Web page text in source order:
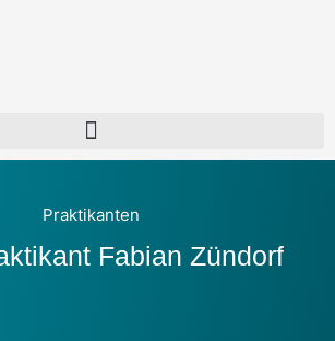
Praktikanten
Fabian Zündorf